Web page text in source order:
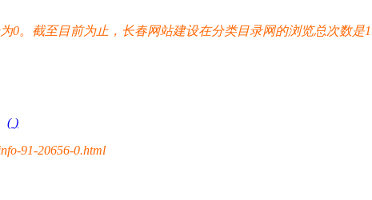
。截至目前为止，长春网站建设在分类目录网的浏览总次数是
( )
91-20656-0.html